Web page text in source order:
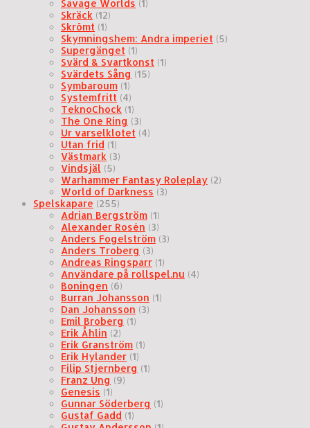
Savage Worlds (1)
Skräck (12)
Skrômt (1)
Skymningshem: Andra imperiet (5)
Supergänget (1)
Svärd & Svartkonst (1)
Svärdets Sång (15)
Symbaroum (1)
Systemfritt (4)
TeknoChock (1)
The One Ring (3)
Ur varselklotet (4)
Utan frid (1)
Västmark (3)
Vindsjäl (5)
Warhammer Fantasy Roleplay (2)
World of Darkness (3)
Spelskapare (255)
Adrian Bergström (1)
Alexander Rosén (3)
Anders Fogelström (3)
Anders Troberg (3)
Andreas Ringsparr (1)
Användare på rollspel.nu (4)
Boningen (6)
Burran Johansson (1)
Dan Johansson (3)
Emil Broberg (1)
Erik Åhlin (2)
Erik Granström (1)
Erik Hylander (1)
Filip Stjernberg (1)
Franz Ung (9)
Genesis (1)
Gunnar Söderberg (1)
Gustaf Gadd (1)